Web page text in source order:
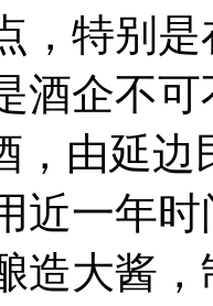
，特别
酒企不
，由延
近一年
造大酱